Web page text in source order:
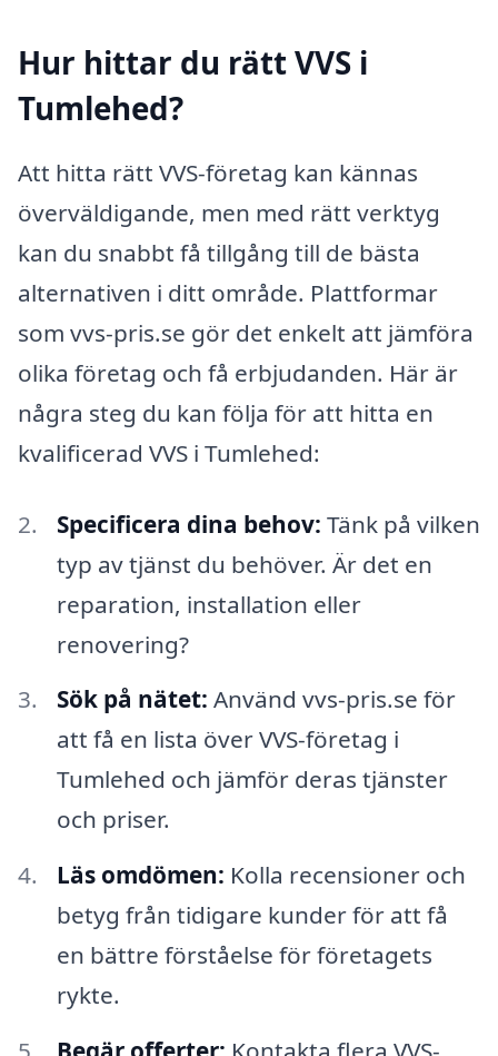
Hur hittar du rätt VVS i
Tumlehed?
Att hitta rätt VVS-företag kan kännas
överväldigande, men med rätt verktyg
kan du snabbt få tillgång till de bästa
alternativen i ditt område. Plattformar
som vvs-pris.se gör det enkelt att jämföra
olika företag och få erbjudanden. Här är
några steg du kan följa för att hitta en
kvalificerad VVS i Tumlehed:
Specificera dina behov: Tänk på vilken
typ av tjänst du behöver. Är det en
reparation, installation eller
renovering?
Sök på nätet: Använd vvs-pris.se för
att få en lista över VVS-företag i
Tumlehed och jämför deras tjänster
och priser.
Läs omdömen: Kolla recensioner och
betyg från tidigare kunder för att få
en bättre förståelse för företagets
rykte.